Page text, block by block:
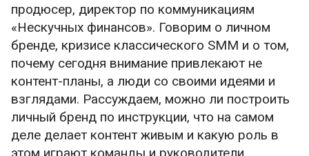
продюсер, директор по коммуникациям
«Нескучных финансов». Говорим о личном
бренде, кризисе классического SMM и о том,
почему сегодня внимание привлекают не
контент-планы, а люди со своими идеями и
взглядами. Рассуждаем, можно ли построить
личный бренд по инструкции, что на самом
деле делает контент живым и какую роль в